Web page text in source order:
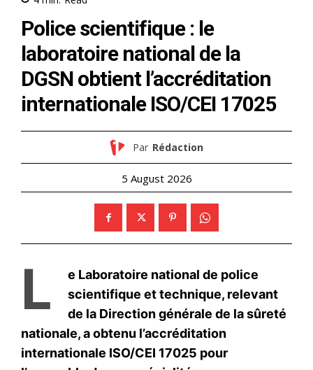
l'information
S'ABONNER MAINTENANT
Insight Publications
À propos
Nous contacter
Formules d’abonnement